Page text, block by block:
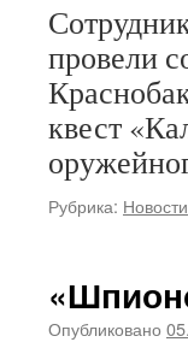
провели
квест
Рубрика: Новости
Опубликовано